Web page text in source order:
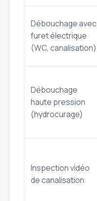
Débouchage avec
furet électrique
(WC, canalisation)
Débouchage
haute pression
(hydrocurage)
Inspection vidéo
de canalisation